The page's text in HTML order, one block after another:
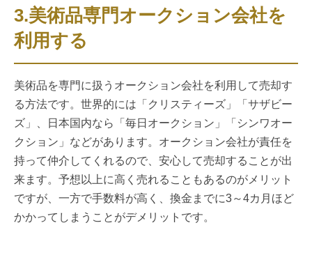
3.美術品専門オークション会社を
利用する
美術品を専門に扱うオークション会社を利用して売却す
る方法です。世界的には「クリスティーズ」「サザビー
ズ」、日本国内なら「毎日オークション」「シンワオー
クション」などがあります。オークション会社が責任を
持って仲介してくれるので、安心して売却することが出
来ます。予想以上に高く売れることもあるのがメリット
ですが、一方で手数料が高く、換金までに3～4カ月ほど
かかってしまうことがデメリットです。